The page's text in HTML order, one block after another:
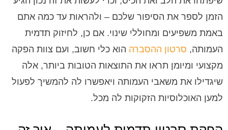
הזמן לספר את הסיפור שלכם – ולהראות עד כמה אתם
באמת משפיעים ומחוללי שינוי. אם כן, לחיזוק תדמית
העמותה, סרטון ההסברה הוא כלי חשוב, ועם צוות הפקה
מקצועי ומיומן תראו את התוצאות הטובות ביותר, אלה
שיגדילו את משאבי העמותה ויאפשרו לה להמשיך לפעול
למען האוכלוסיות הזקוקות לה מכל.